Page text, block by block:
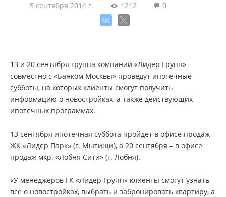
5 сентября 2014 г. 1212 0
13 и 20 сентября группа компаний «Лидер Групп»
совместно с «Банком Москвы» проведут ипотечные
субботы, на которых клиенты смогут получить
информацию о новостройках, а также действующих
ипотечных программах.
13 сентября ипотечная суббота пройдет в офисе продаж
ЖК «Лидер Парк» (г. Мытищи), а 20 сентября – в офисе
продаж мкр. «Лобня Сити» (г. Лобня).
«У менеджеров ГК «Лидер Групп» клиенты смогут узнать
все о новостройках, выбрать и забронировать квартиру, а